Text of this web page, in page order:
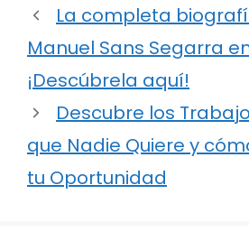
La completa
Manuel Sans Segarra
¡Descúbrela aquí!
Descubre los
que Nadie Quiere y
tu Oportunidad